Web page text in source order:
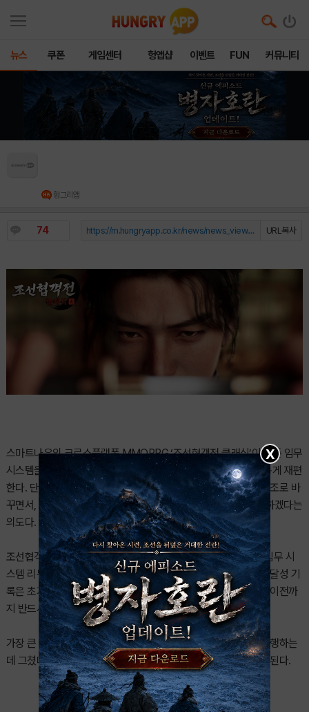
뉴스 쿠폰 게임센터 헝앱샵 이벤트 FUN 커뮤니티
헝그리앱
74 URL복사
https://m.hungryapp.co.kr/news/news_view.php?durl=YmNvZGU9b...
스마트나우의 크로스플랫폼 MMORPG ‘조선협객전 클래식’이 기존 임무
시스템을 대대적으로 손질하며 유저들의 일일 플레이 동선을 새롭게 재편
한다. 단순 반복에 머물렀던 콘텐츠를 보다 명확한 목표와 보상 구조로 바
꾸면서, 꾸준히 접속하는 유저들에게 실질적인 성장 혜택을 제공하겠다는
의도다.
조선협객전 클래식은 6월 11일 정기점검을 통해 지역 퀘스트 및 임무 시
스템 리뉴얼을 진행한다고 밝혔다. 특히 이번 개편으로 기존 임무 달성 기
록은 초기화되는 만큼, 기존 보상을 수령하지 않은 유저들은 점검 이전까
지 반드시 보상을 받아야 한다.
가장 큰 변화는 지역 퀘스트다. 기존에는 단순히 퀘스트를 반복 수행하는
데 그쳤다면, 앞으로는 완료 횟수에 따라 별도의 누적 보상이 지급된다.
X